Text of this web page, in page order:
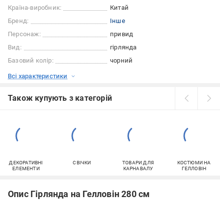
Країна-виробник:
Китай
Бренд:
Інше
Персонаж:
привид
Вид:
гірлянда
Базовий колір:
чорний
Всі характеристики
Також купують з категорій
ДЕКОРАТИВНІ
ЕЛЕМЕНТИ
СВІЧКИ
ТОВАРИ ДЛЯ
КАРНАВАЛУ
КОСТЮМИ НА
ГЕЛЛОВІН
Опис Гірлянда на Гелловін 280 см